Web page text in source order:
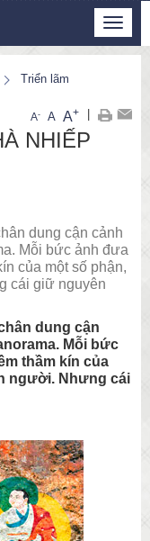
Toggle
Triển lãm
A- A A+
NHIẾP
dung cận cảnh
Mỗi bức ảnh đưa
của một số phận,
cái giữ nguyên
dung cận
Mỗi bức
thầm kín của
người. Nhưng cái